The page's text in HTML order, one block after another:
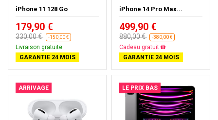
iPhone 11 128 Go
179,90 €
330,00 € -150,00 €
Livraison gratuite
GARANTIE 24 MOIS
iPhone 14 Pro Max...
499,90 €
880,00 € -380,00 €
Cadeau gratuit
GARANTIE 24 MOIS
ARRIVAGE LE PRIX BAS